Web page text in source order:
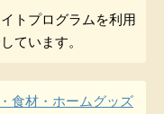
トプログラムを利用
ています。
食材・ホームグッズ